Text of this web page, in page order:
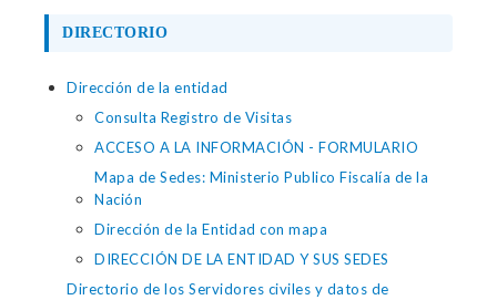
DIRECTORIO
Dirección de la entidad
Consulta Registro de Visitas
ACCESO A LA INFORMACIÓN - FORMULARIO
Mapa de Sedes: Ministerio Publico Fiscalía de la
Nación
Dirección de la Entidad con mapa
DIRECCIÓN DE LA ENTIDAD Y SUS SEDES
Directorio de los Servidores civiles y datos de